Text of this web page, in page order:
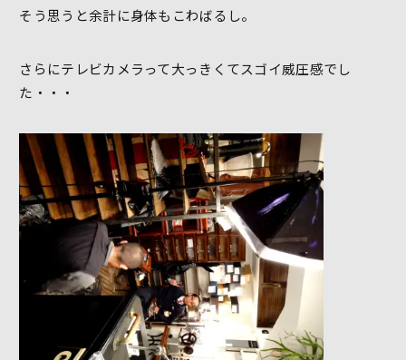
そう思うと余計に身体もこわばるし。
さらにテレビカメラって大っきくてスゴイ威圧感でし
た・・・